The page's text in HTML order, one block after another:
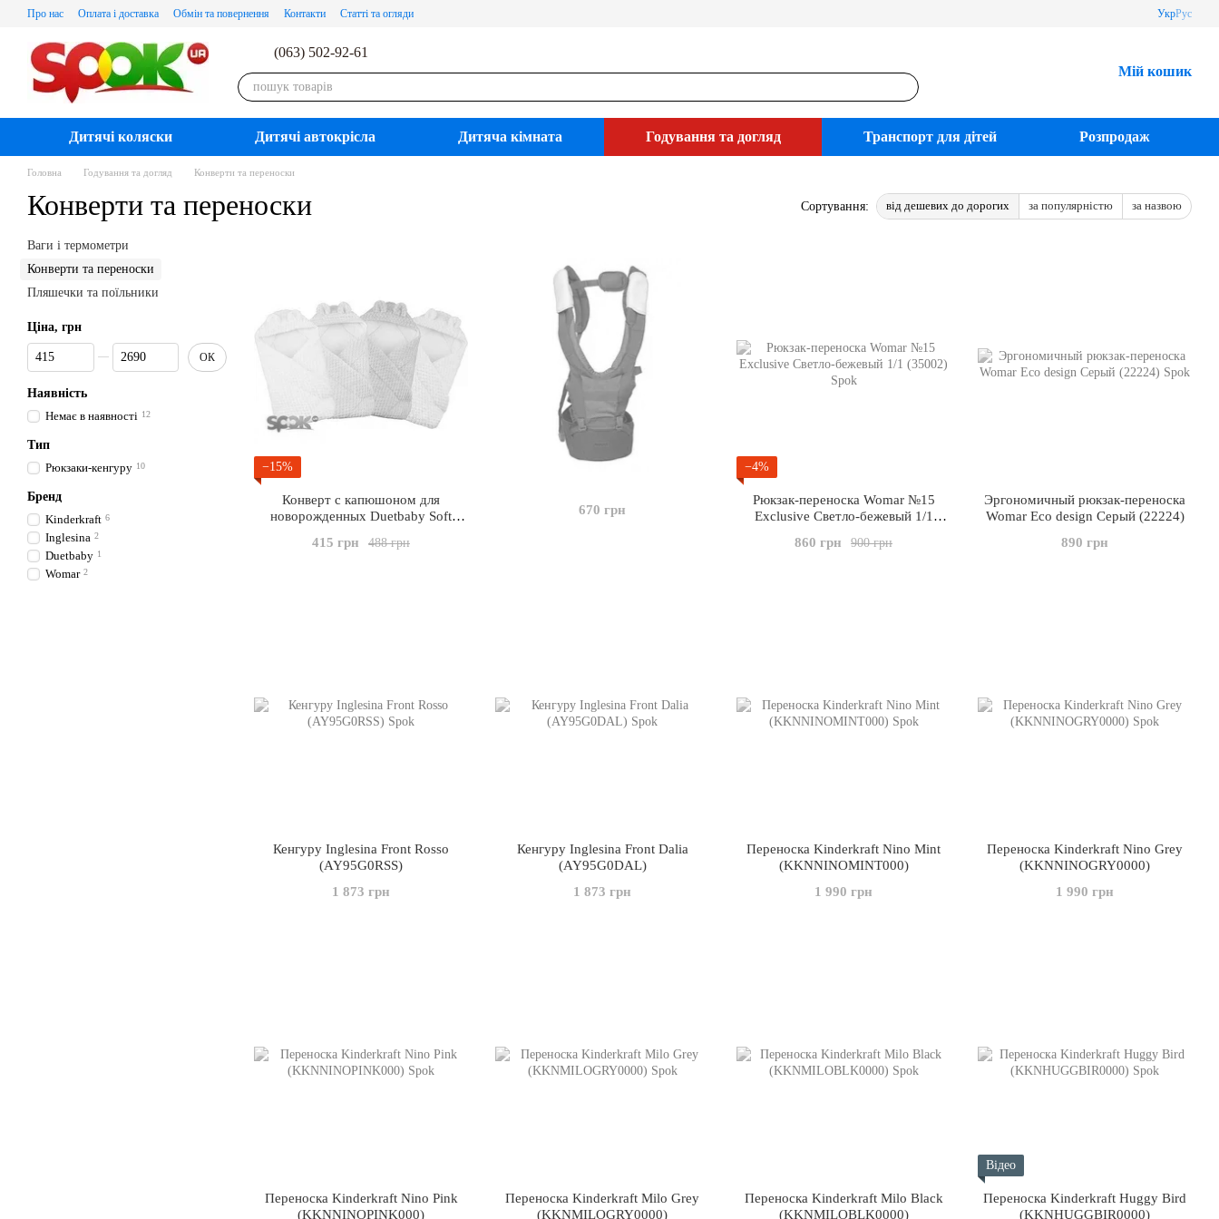
Перейти до основного контенту
Про нас Оплата і доставка Обмін та повернення Контакти Статті та огляди УкрРус
(063) 502-92-61
Мій кошик
Дитячі коляски Дитячі автокрісла Дитяча кімната Годування та догляд Транспорт для дітей Розпродаж
Головна Годування та догляд Конверти та переноски
Конверти та переноски Сортування: від дешевих до дорогих за популярністю за назвою
−15%
Конверт с капюшоном для
новорожденных Duetbaby Soft
488 грн
415 грн
670 грн
−4%
Рюкзак-переноска Womar №15
Exclusive Светло-бежевый 1/1
900 грн
860 грн
Эргономичный рюкзак-переноска
Womar Eco design Серый (22224)
890 грн
Кенгуру Inglesina Front Rosso
(AY95G0RSS)
1 873 грн
Кенгуру Inglesina Front Dalia
(AY95G0DAL)
1 873 грн
Переноска Kinderkraft Nino Mint
(KKNNINOMINT000)
1 990 грн
Переноска Kinderkraft Nino Grey
(KKNNINOGRY0000)
1 990 грн
Переноска Kinderkraft Nino Pink
(KKNNINOPINK000)
Переноска Kinderkraft Milo Grey
(KKNMILOGRY0000)
Переноска Kinderkraft Milo Black
(KKNMILOBLK0000)
Відео
Переноска Kinderkraft Huggy Bird
(KKNHUGGBIR0000)
Ваги і термометри
Конверти та переноски
Пляшечки та поїльники
Ціна, грн
Від Ціна, грн
До Ціна, грн
ОК
Наявність
Немає в наявності 12
Тип
Рюкзаки-кенгуру 10
Бренд
Kinderkraft 6
Inglesina 2
Duetbaby 1
Womar 2